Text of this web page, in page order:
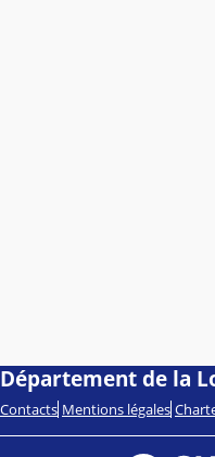
Département de la
Contacts Mentions légales